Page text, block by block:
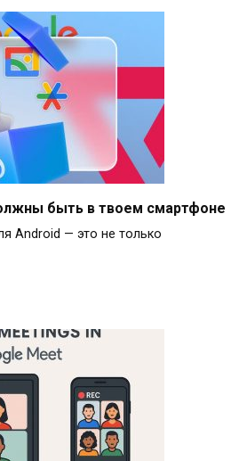
быть в твоем смартфоне
Android — это не только